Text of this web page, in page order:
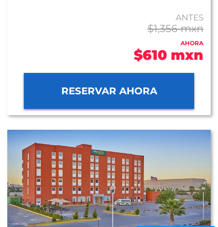
ANTES
$1,356 mxn
AHORA
$610 mxn
RESERVAR AHORA